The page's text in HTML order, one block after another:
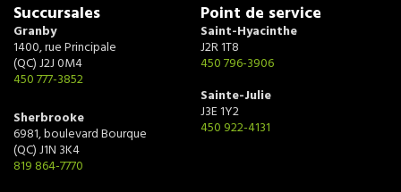
Succursales
Granby
1400, rue Principale
(QC) J2J 0M4
450 777-3852
Sherbrooke
6981, boulevard Bourque
(QC) J1N 3K4
819 864-7770
Point de service
Saint-Hyacinthe
J2R 1T8
450 796-3906
Sainte-Julie
J3E 1Y2
450 922-4131